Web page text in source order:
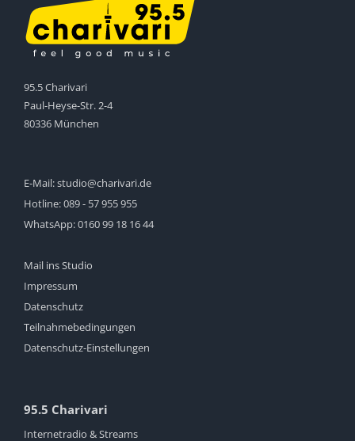
95.5 Charivari
Paul-Heyse-Str. 2-4
80336 München
E-Mail:studio@charivari.de
Hotline:089 - 57 955 955
WhatsApp:0160 99 18 16 44
Mail ins Studio
Impressum
Datenschutz
Teilnahmebedingungen
Datenschutz-Einstellungen
95.5 Charivari
Internetradio & Streams